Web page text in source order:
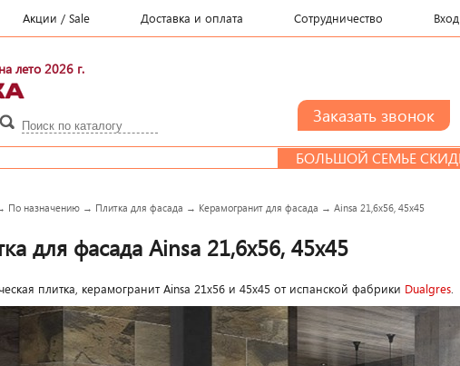
Акции / Sale Доставка и оплата Сотрудничество Вход
лето 2026 г.
БОЛЬШОЙ СЕМЬЕ СКИДКА
По назначению → Плитка для фасада → Керамогранит для фасада →Ainsa 21,6x56, 45x45
для фасада Ainsa 21,6x56, 45x45
плитка, керамогранит Ainsa 21x56 и 45х45 от испанской фабрики Dualgres.